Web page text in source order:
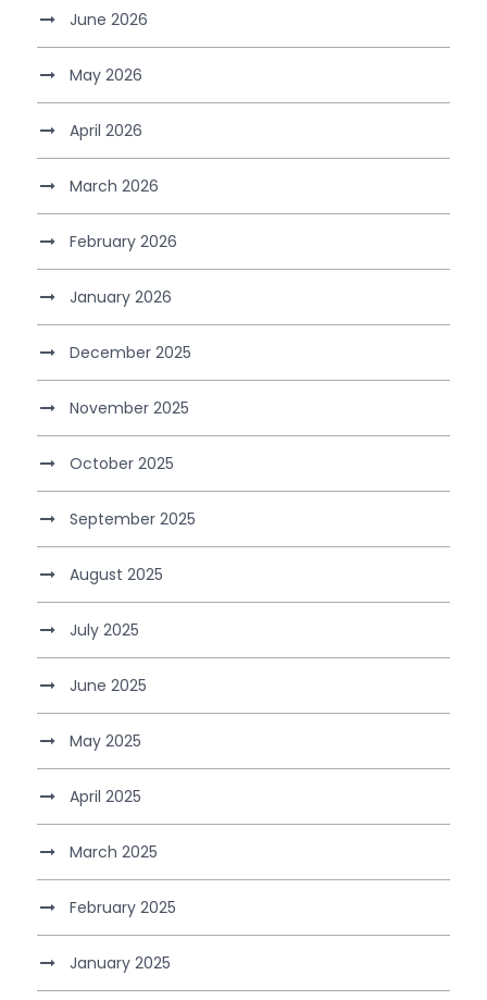
June 2026
May 2026
April 2026
March 2026
February 2026
January 2026
December 2025
November 2025
October 2025
September 2025
August 2025
July 2025
June 2025
May 2025
April 2025
March 2025
February 2025
January 2025